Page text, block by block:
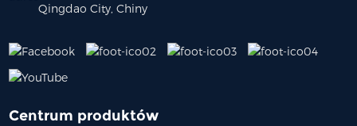
Qingdao City, Chiny
Centrum produktów